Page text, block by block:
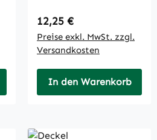
Regulärer Preis:
12,25 €
Preise exkl. MwSt. zzgl.
Versandkosten
In den Warenkorb